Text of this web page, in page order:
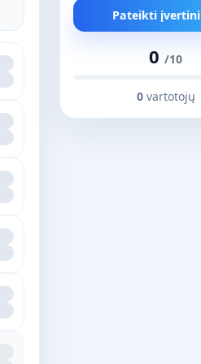
Pateikti
0 /10
0vartotojų